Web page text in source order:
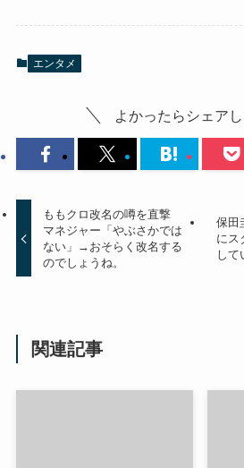
エンタメ
よかったらシェアし
ももクロ改名の噂を直撃
マネジャー「やぶさかでは
ない」→おそらく改名する
のでしょうね。
保田
に
して
関連記事